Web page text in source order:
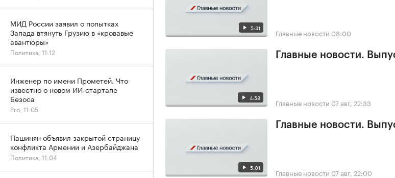
5:31 Главные новости 08:00
4:58
Главные новости.
Главные новости 07 авг, 22:33
5:01
Главные новости.
Главные новости 07 авг, 22:00
МИД России заявил о попытках
Запада втянуть Грузию в «кровавые
авантюры»
Политика, 11:12
Инженер по имени Прометей. Что
известно о новом ИИ-стартапе
Безоса
Pro, 11:05
Пашинян объявил закрытой страницу
конфликта Армении и Азербайджана
Политика, 11:04